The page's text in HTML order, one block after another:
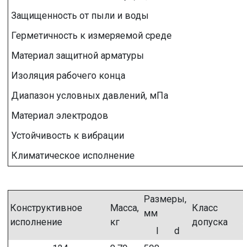
Защищенность от пыли и воды
Герметичность к измеряемой среде
Материал защитной арматуры
Изоляция рабочего конца
Диапазон условных давлений, мПа
Материал электродов
Устойчивость к вибрации
Климатическое исполнение
Конструктивное
исполнение
Масса,
кг
Размеры,
мм
Класс
допуска
l
d